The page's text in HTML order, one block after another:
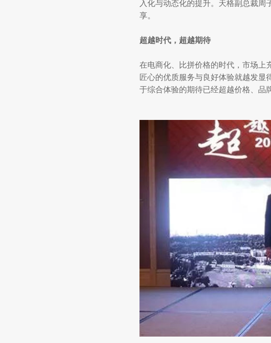
入化与动态化的提升。天格副总裁
享。
超越时代，超越期待
在电商化、比拼价格的时代，市场上
匠心的优质服务与良好体验就越发
于综合体验的期待已经超越价格、品